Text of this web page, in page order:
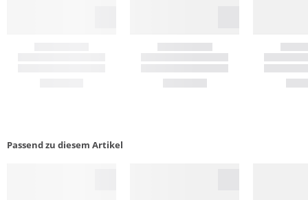
Passend zu diesem Artikel